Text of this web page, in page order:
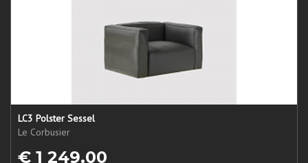
LC3 Polster Sessel
Le Corbusier
€ 1 249.00